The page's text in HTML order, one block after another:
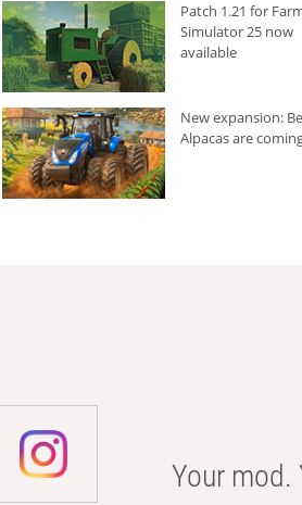
Patch 1.21 for
Simulator 25 now
available
New expansion:
Alpacas are
Your